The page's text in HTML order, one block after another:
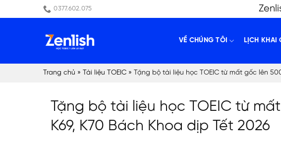
to
0377.602.075
VỀ CHÚNG TÔI LỊCH KHAI
Trang chủ » Tài liệu TOEIC » Tặng bộ tài liệu học TOEIC từ mất gốc lên
Tặng bộ tài liệu học TOEIC từ
K69, K70 Bách Khoa dịp Tết 2026